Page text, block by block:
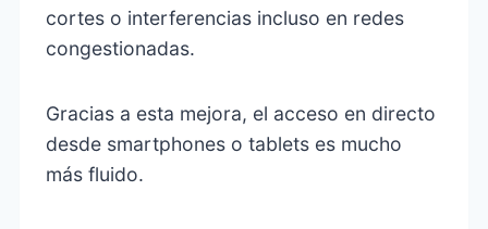
cortes o interferencias incluso en redes
congestionadas.
Gracias a esta mejora, el acceso en directo
desde smartphones o tablets es mucho
más fluido.